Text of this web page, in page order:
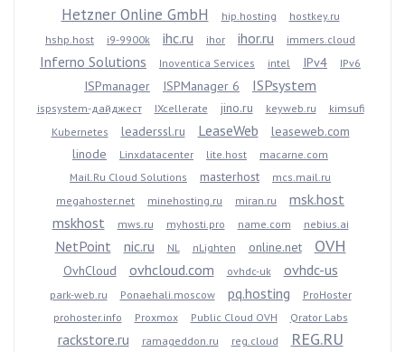
Hetzner Online GmbH hip.hosting
hostkey.ru
hshp.host
i9-9900k ihc.ru ihor ihor.ru immers.cloud
Inferno Solutions Inoventica Services intel IPv4 IPv6
ISPmanager ISPManager 6 ISPsystem
ispsystem-дайджест IXcellerate jino.ru keyweb.ru
kimsufi
Kubernetes
leaderssl.ru LeaseWeb
leaseweb.com
linode
Linxdatacenter lite.host
macarne.com
Mail.Ru Cloud Solutions
masterhost
mcs.mail.ru
megahoster.net
minehosting.ru miran.ru
msk.host
mskhost
mws.ru myhosti.pro name.com nebius.ai
NetPoint nic.ru NL nLighten online.net OVH
OvhCloud ovhcloud.com ovhdc-uk ovhdc-us
park-web.ru Ponaehali.moscow pq.hosting
ProHoster
prohoster.info
Proxmox Public Cloud OVH Qrator Labs
rackstore.ru ramageddon.ru reg.cloud REG.RU